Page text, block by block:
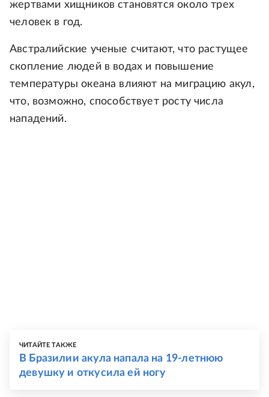
жертвами хищников становятся около трех
человек в год.
Австралийские ученые считают, что растущее
скопление людей в водах и повышение
температуры океана влияют на миграцию акул,
что, возможно, способствует росту числа
нападений.
ЧИТАЙТЕ ТАКЖЕ
В Бразилии акула напала на 19-летнюю
девушку и откусила ей ногу